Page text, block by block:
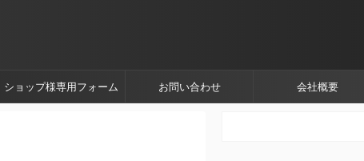
ショップ様専用フォーム お問い合わせ 会社概要